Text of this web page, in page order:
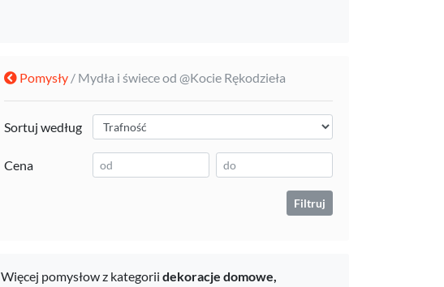
Pomysły / Mydła i świece od @Kocie Rękodzieła
Sortuj według
Cena
Filtruj
Więcej pomysłow z kategorii dekoracje domowe,